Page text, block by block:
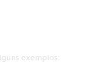
exemplos: